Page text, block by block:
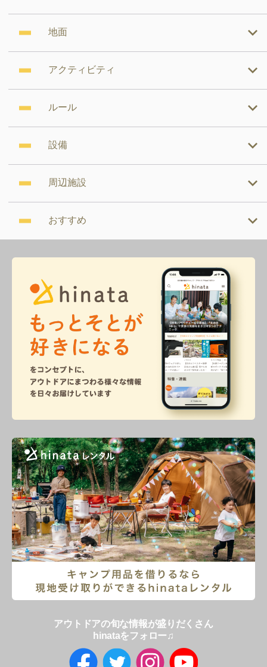
地面
アクティビティ
ルール
設備
周辺施設
おすすめ
アウトドアの旬な情報が盛りだくさん
hinataをフォロー♫